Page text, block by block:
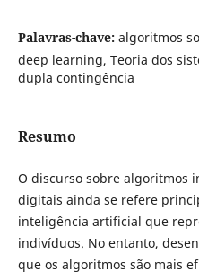
Palavras-chave: algoritmos
deep learning, Teoria dos
dupla contingência
Resumo
O discurso sobre algoritmos
digitais ainda se refere
inteligência artificial que
indivíduos. No entanto,
que os algoritmos são mais